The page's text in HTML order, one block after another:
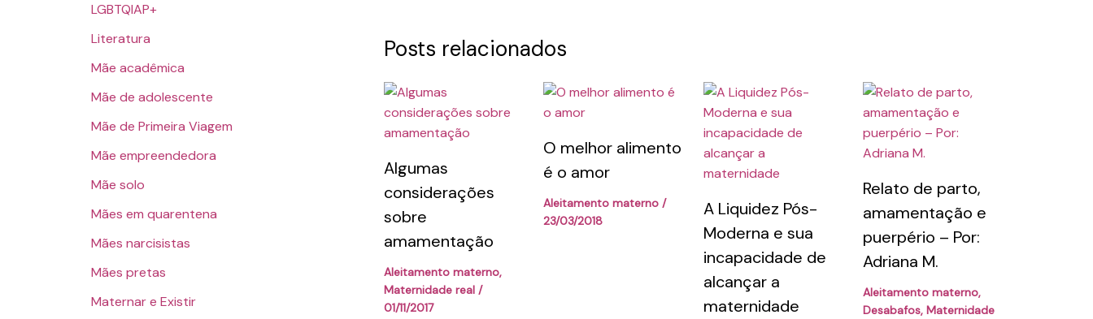
LGBTQIAP+
Literatura
Mãe acadêmica
Mãe de adolescente
Mãe de Primeira Viagem
Mãe empreendedora
Mãe solo
Mães em quarentena
Mães narcisistas
Mães pretas
Maternar e Existir
Posts relacionados
Algumas
considerações
sobre
amamentação
Aleitamento materno,
Maternidade real /
01/11/2017
O melhor alimento
é o amor
Aleitamento materno /
23/03/2018
A Liquidez Pós-
Moderna e sua
incapacidade de
alcançar a
maternidade
Relato de parto,
amamentação e
puerpério – Por:
Adriana M.
Aleitamento materno,
Desabafos, Maternidade